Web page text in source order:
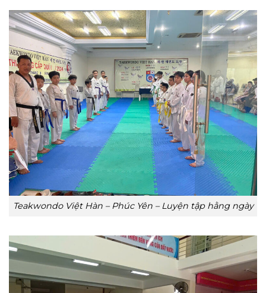
Teakwondo Việt Hàn – Phúc Yên – Luyện tập hằng ngày